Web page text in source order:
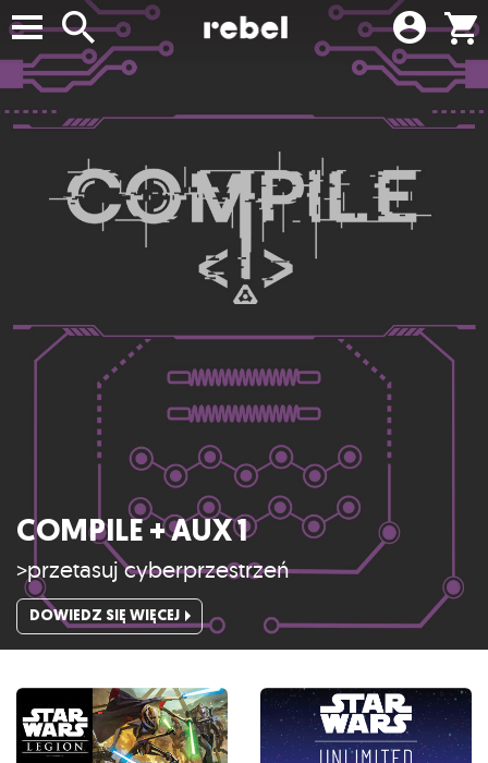
COMPILE + AUX 1
>przetasuj cyberprzestrzeń
DOWIEDZ SIĘ WIĘCEJ